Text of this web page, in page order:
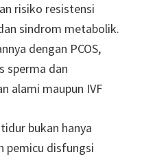
risiko resistensi
sindrom metabolik.
dengan PCOS,
sperma dan
alami maupun IVF
bukan hanya
pemicu disfungsi